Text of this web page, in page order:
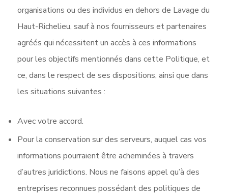
organisations ou des individus en dehors de Lavage du
Haut-Richelieu, sauf à nos fournisseurs et partenaires
agréés qui nécessitent un accès à ces informations
pour les objectifs mentionnés dans cette Politique, et
ce, dans le respect de ses dispositions, ainsi que dans
les situations suivantes :
Avec votre accord.
Pour la conservation sur des serveurs, auquel cas vos
informations pourraient être acheminées à travers
d’autres juridictions. Nous ne faisons appel qu’à des
entreprises reconnues possédant des politiques de